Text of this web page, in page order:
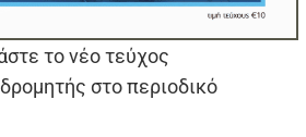
το νέο τεύχος
στο περιοδικό